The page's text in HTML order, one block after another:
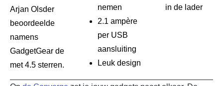
Arjan Olsder
beoordeelde
namens
GadgetGear de
met 4.5 sterren.
nemen
2.1 ampère
per USB
aansluiting
Leuk design
in de lader